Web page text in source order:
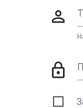
person_outline
lock_outline